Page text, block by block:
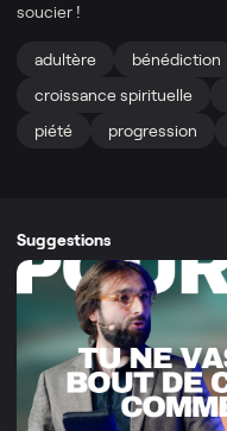
soucier !
adultère bénédiction
croissance spirituelle
piété
progression
Suggestions